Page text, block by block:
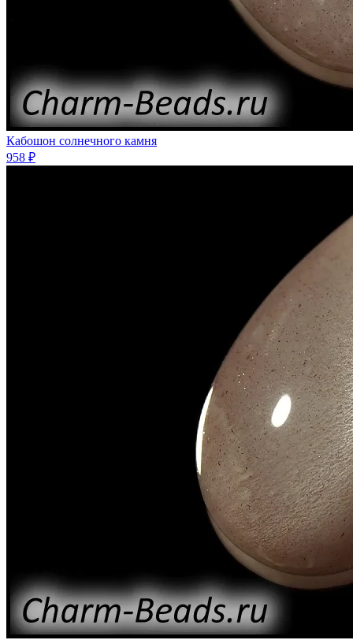
Кабошон солнечного камня
958 ₽